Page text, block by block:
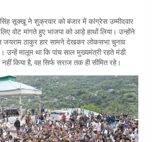
सूक्खू ने शुक्रवार को बंजार में कांग्रेस उम्मीदवार
वोट मांगते हुए भाजपा को आड़े हाथों लिया। उन्होंने
जयराम ठाकुर हार सामने देखकर लोकसभा चुनाव
मालूम था कि पांच साल मुख्यमंत्री रहते मंडी
किया है, वह सिर्फ सराज तक ही सीमित रहे।